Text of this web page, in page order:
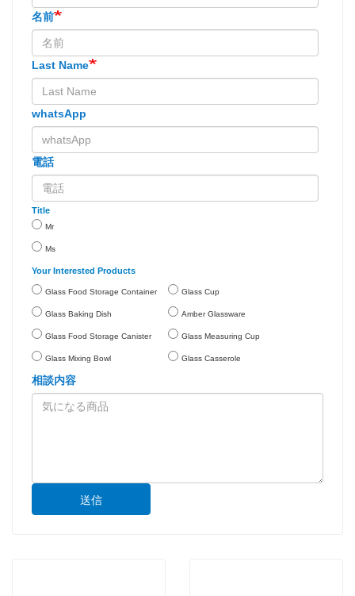
名前
Last Name
whatsApp
電話
Title
Mr
Ms
Your Interested Products
Glass Food Storage Container
Glass Baking Dish
Glass Food Storage Canister
Glass Mixing Bowl
Glass Cup
Amber Glassware
Glass Measuring Cup
Glass Casserole
相談内容
送信